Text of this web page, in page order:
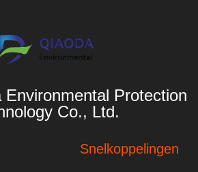
Environmental Protection
Co., Ltd.
Snelkoppelingen